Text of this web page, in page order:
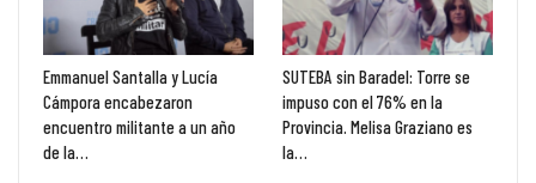
Emmanuel Santalla y Lucía
Cámpora encabezaron
encuentro militante a un año
de la…
SUTEBA sin Baradel: Torre se
impuso con el 76% en la
Provincia. Melisa Graziano es
la…